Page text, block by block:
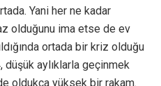
Yani her ne kadar
olduğunu ima etse de ev
ortada bir kriz olduğu
düşük aylıklarla geçinmek
oldukça yüksek bir rakam.